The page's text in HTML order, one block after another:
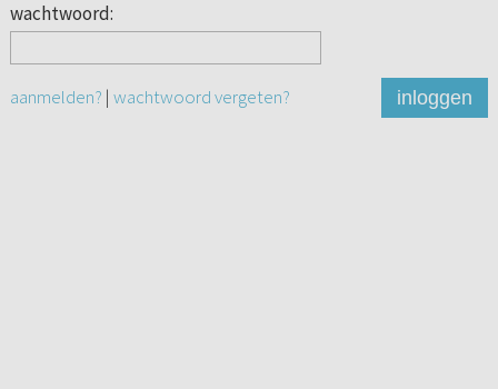
wachtwoord:
aanmelden? | wachtwoord vergeten? inloggen